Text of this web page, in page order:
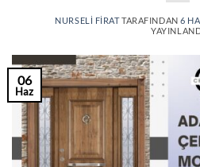
NURSELI FIRATTARAFINDAN 6
06
Haz